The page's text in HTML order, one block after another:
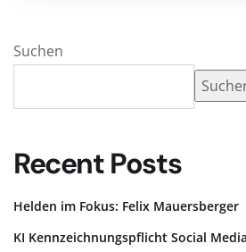
Suchen
Recent Posts
Helden im Fokus: Felix Mauersberger
KI Kennzeichnungspflicht Social Media